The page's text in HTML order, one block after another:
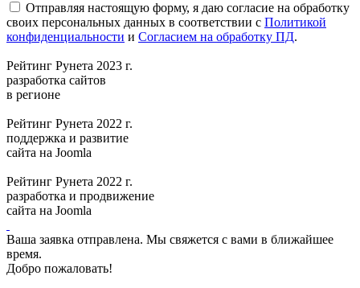
Отправляя настоящую форму, я даю согласие на обработку
своих персональных данных в соответствии с Политикой
конфиденциальности и Согласием на обработку ПД.
Рейтинг Рунета 2023 г.
разработка сайтов
в регионе
Рейтинг Рунета 2022 г.
поддержка и развитие
сайта на Joomla
Рейтинг Рунета 2022 г.
разработка и продвижение
сайта на Joomla
Ваша заявка отправлена. Мы свяжется с вами в ближайшее
время.
Добро пожаловать!